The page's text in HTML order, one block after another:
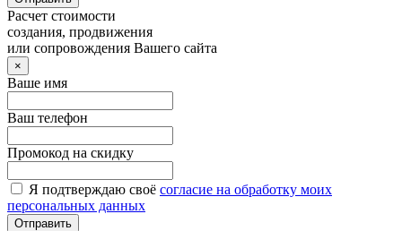
Расчет стоимости
создания, продвижения
или сопровождения Вашего сайта
×
Ваше имя
Ваш телефон
Промокод на скидку
Я подтверждаю своё согласие на обработку моих
персональных данных
Отправить